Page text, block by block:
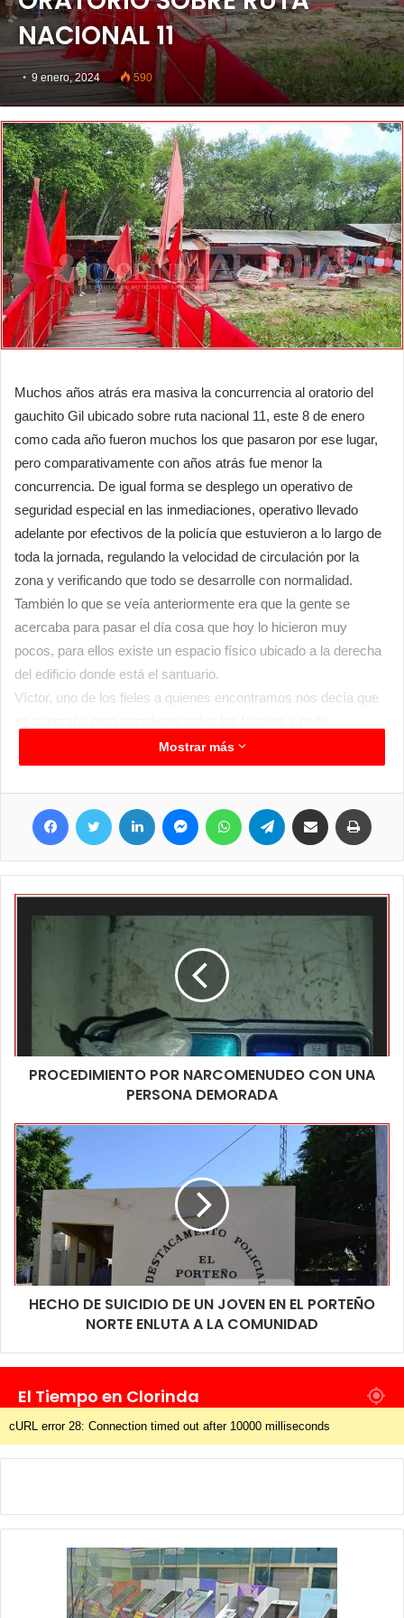
NACIONAL 11
9 enero, 2024 590
Muchos años atrás era masiva la concurrencia al oratorio del
gauchito Gil ubicado sobre ruta nacional 11, este 8 de enero
como cada año fueron muchos los que pasaron por ese lugar,
pero comparativamente con años atrás fue menor la
concurrencia. De igual forma se desplego un operativo de
seguridad especial en las inmediaciones, operativo llevado
adelante por efectivos de la policía que estuvieron a lo largo de
toda la jornada, regulando la velocidad de circulación por la
zona y verificando que todo se desarrolle con normalidad.
También lo que se veía anteriormente era que la gente se
acercaba para pasar el día cosa que hoy lo hicieron muy
pocos, para ellos existe un espacio físico ubicado a la derecha
del edificio donde está el santuario.
Víctor, uno de los fieles a quienes encontramos nos decía que
acompañe a él y su equipo de trabajo en un año que parece
será difícil y decía también que solo se acercaban unos
minutos a acompañar al gauchito en su santuario. En líneas
generales todo se encontraba bien organizado, limpio, arreglado
e incluso pintado, con las características Balderas o telas rojas
que resaltan la presencia del oratorio que está a unos 10 km de
Mostrar más
Facebook Twitter LinkedIn MessengerWhatsApp Telegram Compartir por correo electrónico
PROCEDIMIENTO POR NARCOMENUDEO CON UNA
PERSONA DEMORADA
HECHO DE SUICIDIO DE UN JOVEN EN EL PORTEÑO
NORTE ENLUTA A LA COMUNIDAD
El Tiempo en Clorinda
cURL error 28: Connection timed out after 10000 milliseconds